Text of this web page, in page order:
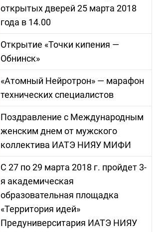
открытых дверей 25 марта 2018
года в 14.00
Открытие «Точки кипения —
Обнинск»
«Атомный Нейротрон» — марафон
технических специалистов
Поздравление с Международным
женским днем от мужского
коллектива ИАТЭ НИЯУ МИФИ
С 27 по 29 марта 2018 г. пройдет 3-
я академическая
образовательная площадка
«Территория идей»
Предуниверситария ИАТЭ НИЯУ